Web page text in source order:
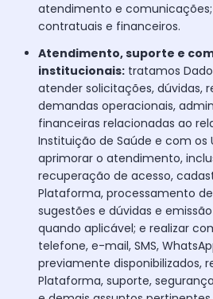
atendimento e
contratuais e financeiros.
Atendimento, suporte e
institucionais: tratamos
atender solicitações, dúvidas,
demandas operacionais,
financeiras relacionadas ao
Instituição de Saúde e com os
aprimorar o atendimento,
recuperação de acesso,
Plataforma, processamento
sugestões e dúvidas e
quando aplicável; e realizar
telefone, e-mail, SMS,
previamente disponibilizados,
Plataforma, suporte,